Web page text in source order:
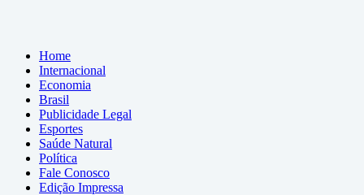
Home
Internacional
Economia
Brasil
Publicidade Legal
Esportes
Saúde Natural
Política
Fale Conosco
Edição Impressa